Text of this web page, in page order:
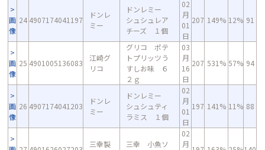
画
像
24 4907174041197
ドンレ
ミー
ドンレミー
シュシュレア
チーズ １個
02
月
01
日
207 149% 12% 91
画
像
25 4901005136083
江崎グ
リコ
グリコ ポテ
トプリッツう
すしお味 ６
２ｇ
03
月
16
日
207 531% 57% 94
画
像
26 4907174041203
ドンレ
ミー
ドンレミー
シュシュティ
ラミス １個
02
月
01
日
197 141% 11% 88
三幸製
三幸 小魚ソ
02
月